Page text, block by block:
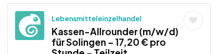
Lebensmitteleinzelhandel
Kassen-Allrounder (m/w/d)
für Solingen – 17,20 € pro